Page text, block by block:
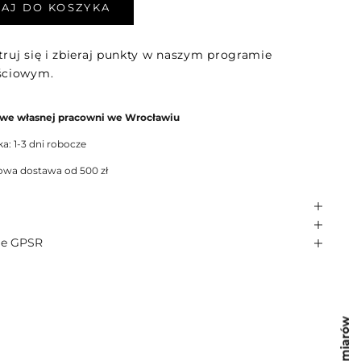
DO KOSZYKA
się i zbieraj punkty w naszym programie
własnej pracowni we Wrocławiu
1-3 dni robocze
dostawa od 500 zł
GPSR